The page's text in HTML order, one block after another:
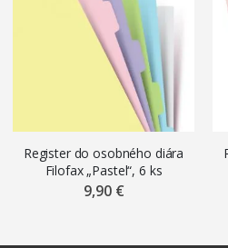
Register do osobného diára
Filofax „Pastel“, 6 ks
9,90 €